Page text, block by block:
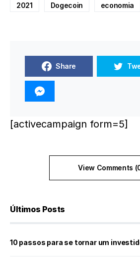
2021 Dogecoin economia
Share
[activecampaign form=5]
View Comments
Últimos Posts
10 passos para se tornar um